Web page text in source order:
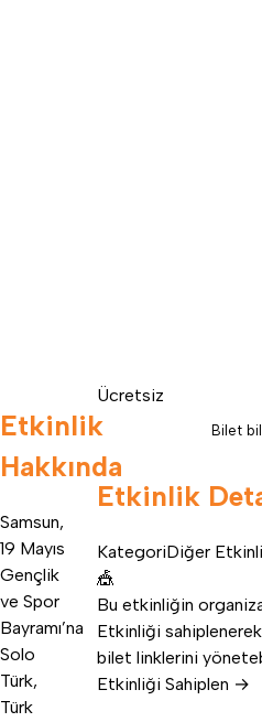
Etkinlik
Hakkında
Samsun,
19 Mayıs
Gençlik
ve Spor
Bayramı’na
Solo
Türk,
Türk
Ücretsiz
Bilet
Etkinlik
KategoriDiğer
🎪
Bu etkinliğin
Etkinliği
bilet linklerini
Etkinliği Sahiplen →